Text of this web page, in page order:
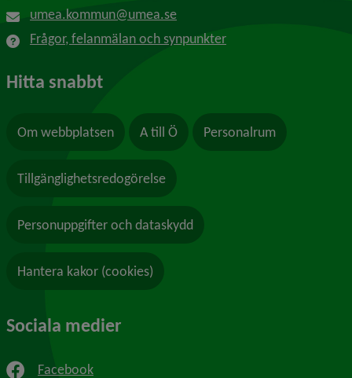
umea.kommun@umea.se
Frågor, felanmälan och synpunkter
Hitta snabbt
Om webbplatsen A till Ö Personalrum
Tillgänglighetsredogörelse
Personuppgifter och dataskydd
Hantera kakor (cookies)
Sociala medier
Facebook